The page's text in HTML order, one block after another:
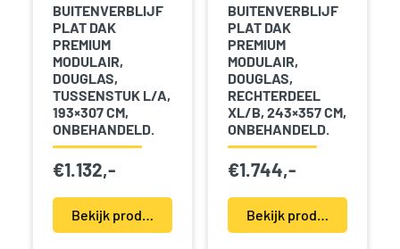
BUITENVERBLIJF
PLAT DAK
PREMIUM
MODULAIR,
DOUGLAS,
TUSSENSTUK L/A,
193×307 CM,
ONBEHANDELD.
€1.132,-
Bekijk product(en)
BUITENVERBLIJF
PLAT DAK
PREMIUM
MODULAIR,
DOUGLAS,
RECHTERDEEL
XL/B, 243×357 CM,
ONBEHANDELD.
€1.744,-
Bekijk product(en)